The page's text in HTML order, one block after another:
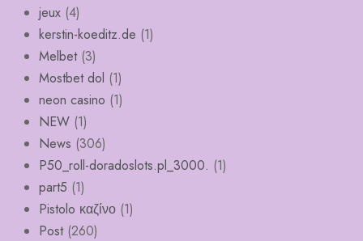
jeux (4)
kerstin-koeditz.de (1)
Melbet(3)
Mostbet dol (1)
neon casino (1)
NEW (1)
News (306)
P50_roll-doradoslots.pl_3000. (1)
part5 (1)
Pistolo καζίνο (1)
Post(260)